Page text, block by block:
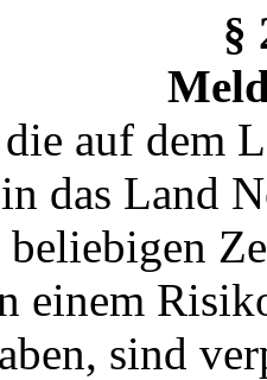
§
auf dem
das Land
beliebigen
einem
sind